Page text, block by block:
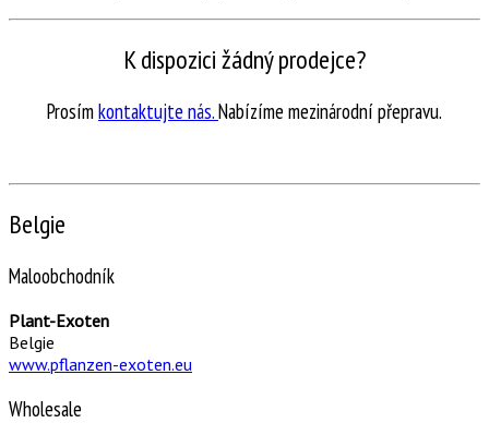
K dispozici žádný prodejce?
Prosímkontaktujte nás.Nabízíme mezinárodní přepravu.
Belgie
Maloobchodník
Plant-Exoten
Belgie
www.pflanzen-exoten.eu
Wholesale